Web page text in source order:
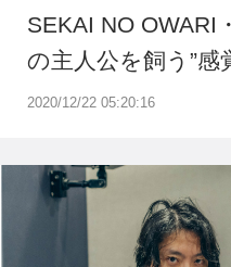
2020/12/22 05:20:16
SEKAI NO OWARI
の主人公を飼う”